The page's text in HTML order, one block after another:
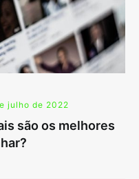
julho de 2022
são os melhores